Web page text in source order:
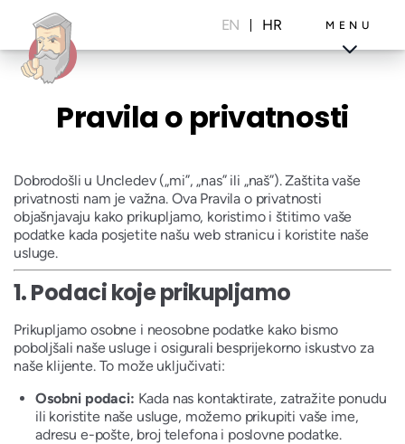
content
EN HR MENU
Blog
Pravila o privatnosti
Dobrodošli u Uncledev („mi”, „nas” ili „naš”). Zaštita vaše
privatnosti nam je važna. Ova Pravila o privatnosti
objašnjavaju kako prikupljamo, koristimo i štitimo vaše
podatke kada posjetite našu web stranicu i koristite naše
usluge.
1.Podaci koje prikupljamo
Prikupljamo osobne i neosobne podatke kako bismo
poboljšali naše usluge i osigurali besprijekorno iskustvo za
naše klijente. To može uključivati:
Osobni podaci: Kada nas kontaktirate, zatražite ponudu
ili koristite naše usluge, možemo prikupiti vaše ime,
adresu e-pošte, broj telefona i poslovne podatke.